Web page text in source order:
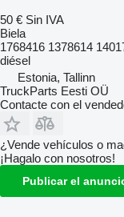
50 € Sin IVA
Biela
1768416 1378614
diésel
Estonia, Tallinn
TruckParts Eesti OÜ
Contacte con el
¿Vende vehículos o
¡Hagalo con nosotros!
Publicar el